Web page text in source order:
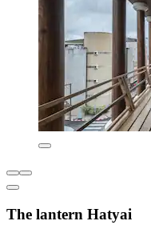
The lantern Hatyai